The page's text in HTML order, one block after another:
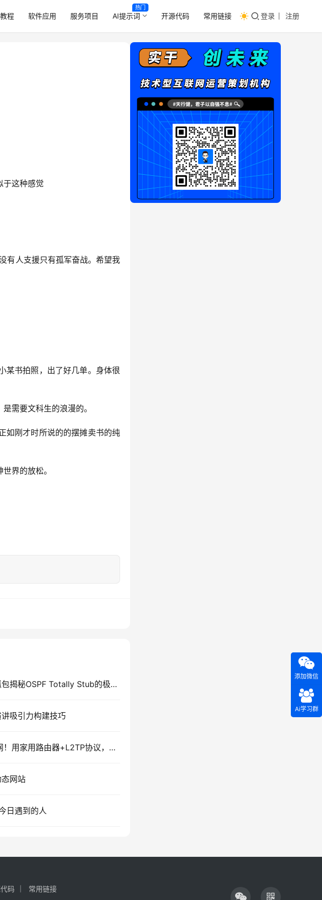
程 软件应用 服务项目 AI提示词
热门
开源代码 常用链接 登录 注册
于这种感觉
有人支援只有孤军奋战。希望我
某书拍照，出了好几单。身体很
需要文科生的浪漫的。
如刚才时所说的的摆摊卖书的纯
界的放松。
告别海量路由轰炸！抓包揭秘OSPF Totally Stub的极致减负魔法
吸引力构建技巧
每月40元实现异地组网！用家用路由器+L2TP协议，在腾讯云上搭建企业级VPN枢纽
网站
日遇到的人
码 常用链接
添加微信
Ai学习群